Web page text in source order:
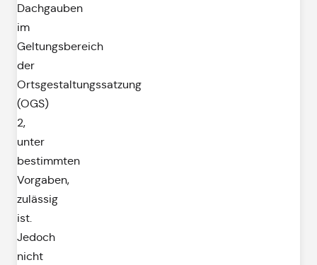
Dachgauben
im
Geltungsbereich
der
Ortsgestaltungssatzung
(OGS)
2,
unter
bestimmten
Vorgaben,
zulässig
ist.
Jedoch
nicht